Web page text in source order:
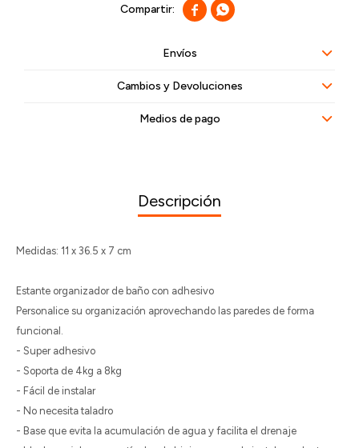
 
Envíos
Cambios y Devoluciones
Medios de pago
Descripción
Medidas: 11 x 36.5 x 7 cm
Estante organizador de baño con adhesivo
Personalice su organización aprovechando las paredes de forma
funcional.
- Super adhesivo
- Soporta de 4kg a 8kg
- Fácil de instalar
- No necesita taladro
- Base que evita la acumulación de agua y facilita el drenaje